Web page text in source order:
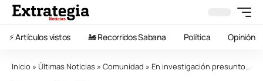
⚡️ Artículos vistos 🚂 Recorridos Sabana Política Opinión
Inicio » Últimas Noticias » Comunidad » En investigación presunto caso de violencia intrafamiliar en Cajicá